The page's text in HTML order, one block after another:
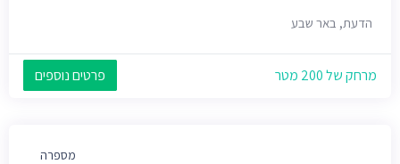
הדעת, באר שבע
מרחק של 200 מטר פרטים נוספים
מספרה